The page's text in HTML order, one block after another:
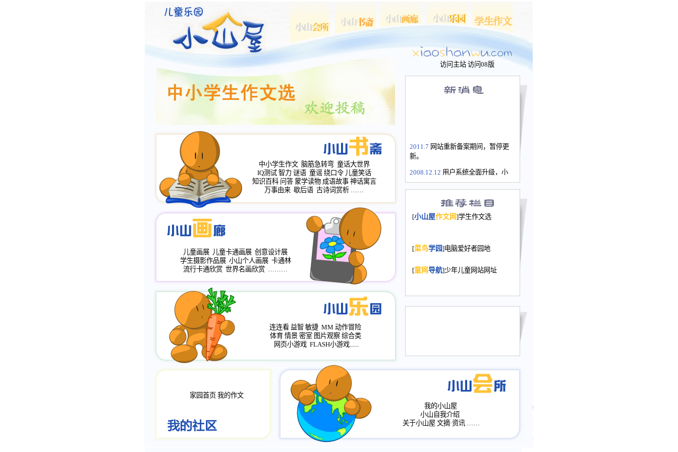
访问主站 访问08版
2011.7 网站重新备案期间，暂停更
新。
2008.12.12 用户系统全面升级，小
山屋主站、作文网、学生作文、家
长会、家园网－个人空间，用户一
次注册全部通行。
2008.12.12家园网正式运行，域
年，2009版提前启用，小山屋全面
小山画廊均增加多个新栏目。。
评分、顶功能，作文宝典改版。
[小山屋作文网]学生作文选
[菜鸟学园]电脑爱好者园地
[童网导航]少年儿童网站网址
中小学生作文 脑筋急转弯 童话大世界
IQ测试 智力 谜语 童谣 绕口令 儿童笑话
知识百科 问答 蒙学读物 成语故事 神话寓言
万事由来 歇后语 古诗词赏析 ……
儿童画展 儿童卡通画展 创意设计展
学生摄影作品展 小山个人画展 卡通林
流行卡通欣赏 世界名画欣赏 ………
连连看 益智 敏捷 MM 动作冒险
体育 情景 密室 图片观察 综合类
网页小游戏 FLASH小游戏......
家园首页 我的作文
我的小山屋
小山自我介绍
关于小山屋 文摘·资讯 ……